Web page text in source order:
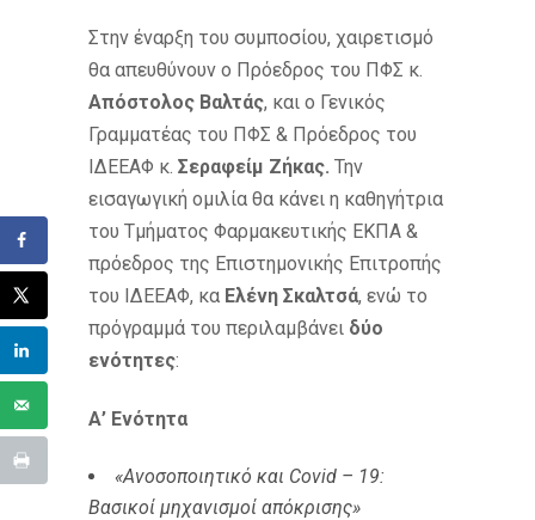
Στην έναρξη του συμποσίου, χαιρετισμό
θα απευθύνουν ο Πρόεδρος του ΠΦΣ κ.
Απόστολος Βαλτάς, και ο Γενικός
Γραμματέας του ΠΦΣ & Πρόεδρος του
ΙΔΕΕΑΦ κ. Σεραφείμ Ζήκας. Την
εισαγωγική ομιλία θα κάνει η καθηγήτρια
του Τμήματος Φαρμακευτικής ΕΚΠΑ &
πρόεδρος της Επιστημονικής Επιτροπής
του ΙΔΕΕΑΦ, κα Ελένη Σκαλτσά, ενώ το
πρόγραμμά του περιλαμβάνει δύο
ενότητες:
Α’ Ενότητα
«Ανοσοποιητικό και Covid – 19:
Βασικοί μηχανισμοί απόκρισης»